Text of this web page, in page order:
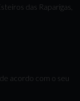
das Raparigas,
acordo com o seu